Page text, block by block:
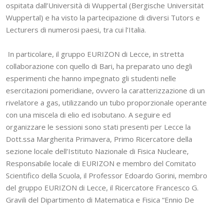
ospitata dall’Università di Wuppertal (Bergische Universität
Wuppertal) e ha visto la partecipazione di diversi Tutors e
Lecturers di numerosi paesi, tra cui l’Italia.
In particolare, il gruppo EURIZON di Lecce, in stretta
collaborazione con quello di Bari, ha preparato uno degli
esperimenti che hanno impegnato gli studenti nelle
esercitazioni pomeridiane, ovvero la caratterizzazione di un
rivelatore a gas, utilizzando un tubo proporzionale operante
con una miscela di elio ed isobutano. A seguire ed
organizzare le sessioni sono stati presenti per Lecce la
Dott.ssa Margherita Primavera, Primo Ricercatore della
sezione locale dell’Istituto Nazionale di Fisica Nucleare,
Responsabile locale di EURIZON e membro del Comitato
Scientifico della Scuola, il Professor Edoardo Gorini, membro
del gruppo EURIZON di Lecce, il Ricercatore Francesco G.
Gravili del Dipartimento di Matematica e Fisica “Ennio De